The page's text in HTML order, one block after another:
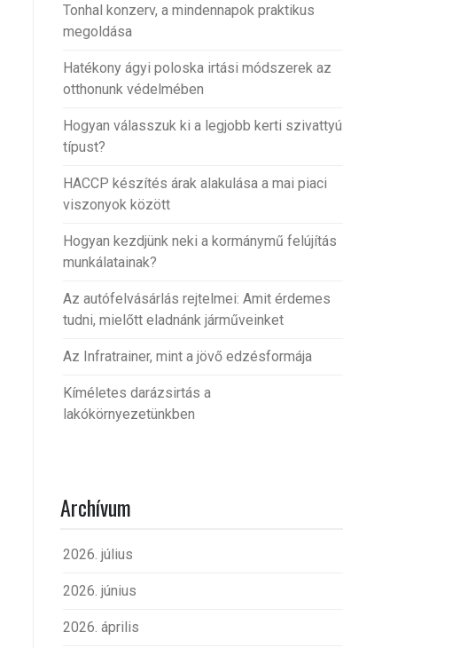
Tonhal konzerv, a mindennapok praktikus
megoldása
Hatékony ágyi poloska irtási módszerek az
otthonunk védelmében
Hogyan válasszuk ki a legjobb kerti szivattyú
típust?
HACCP készítés árak alakulása a mai piaci
viszonyok között
Hogyan kezdjünk neki a kormánymű felújítás
munkálatainak?
Az autófelvásárlás rejtelmei: Amit érdemes
tudni, mielőtt eladnánk járműveinket
Az Infratrainer, mint a jövő edzésformája
Kíméletes darázsirtás a
lakókörnyezetünkben
Archívum
2026. július
2026. június
2026. április